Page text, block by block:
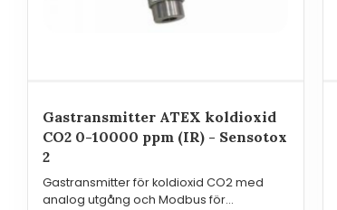
Gastransmitter ATEX koldioxid
CO2 0-10000 ppm (IR) - Sensotox
2
Gastransmitter för koldioxid CO2 med
analog utgång och Modbus för